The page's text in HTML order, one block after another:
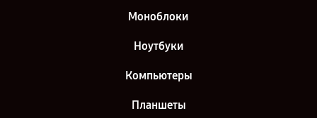
Моноблоки
Ноутбуки
Компьютеры
Планшеты